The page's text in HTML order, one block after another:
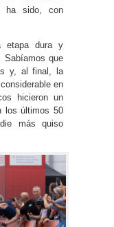
ha sido, con
etapa dura y
Sabíamos que
y, al final, la
en
hicieron un
los últimos 50
más quiso